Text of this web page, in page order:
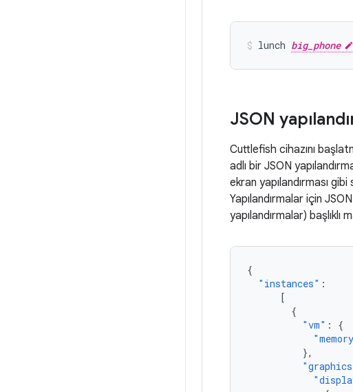
lunch big_phone
JSON
Cuttlefish cihazını
adlı bir JSON
ekran yapılandırması
Yapılandırmalar için
yapılandırmalar) başlıklı
{
"instances" :
[
{
"vm" :
{
},